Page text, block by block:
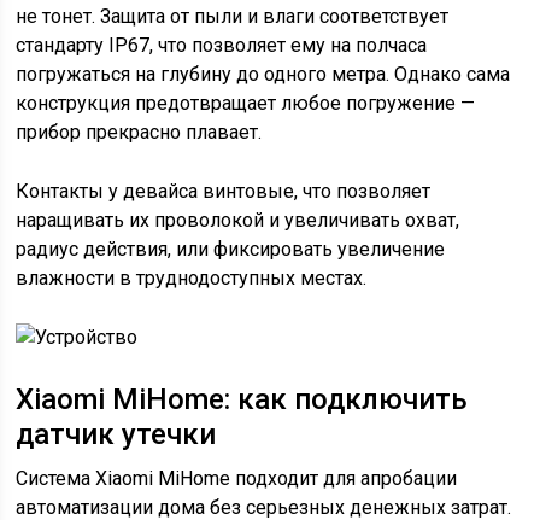
не тонет. Защита от пыли и влаги соответствует
стандарту IP67, что позволяет ему на полчаса
погружаться на глубину до одного метра. Однако сама
конструкция предотвращает любое погружение —
прибор прекрасно плавает.
Контакты у девайса винтовые, что позволяет
наращивать их проволокой и увеличивать охват,
радиус действия, или фиксировать увеличение
влажности в труднодоступных местах.
Xiaomi MiHome: как подключить
датчик утечки
Система Xiaomi MiHome подходит для апробации
автоматизации дома без серьезных денежных затрат.